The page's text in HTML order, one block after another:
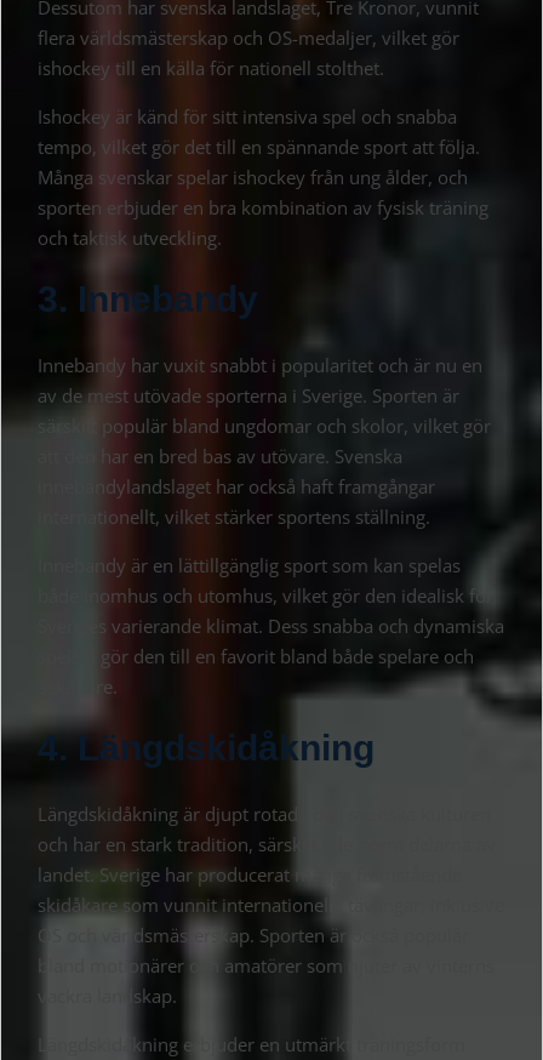
Dessutom har svenska landslaget, Tre Kronor, vunnit
flera världsmästerskap och OS-medaljer, vilket gör
ishockey till en källa för nationell stolthet.
Ishockey är känd för sitt intensiva spel och snabba
tempo, vilket gör det till en spännande sport att följa.
Många svenskar spelar ishockey från ung ålder, och
sporten erbjuder en bra kombination av fysisk träning
och taktisk utveckling.
3. Innebandy
Innebandy har vuxit snabbt i popularitet och är nu en
av de mest utövade sporterna i Sverige. Sporten är
särskilt populär bland ungdomar och skolor, vilket gör
att den har en bred bas av utövare. Svenska
innebandylandslaget har också haft framgångar
internationellt, vilket stärker sportens ställning.
Innebandy är en lättillgänglig sport som kan spelas
både inomhus och utomhus, vilket gör den idealisk för
Sveriges varierande klimat. Dess snabba och dynamiska
spelstil gör den till en favorit bland både spelare och
åskådare.
4. Längdskidåkning
Längdskidåkning är djupt rotad i den svenska kulturen
och har en stark tradition, särskilt i de norra delarna av
landet. Sverige har producerat många framstående
skidåkare som vunnit internationella tävlingar, inklusive
OS och världsmästerskap. Sporten är också populär
bland motionärer och amatörer som njuter av vinterns
vackra landskap.
Längdskidåkning erbjuder en utmärkt träningsform